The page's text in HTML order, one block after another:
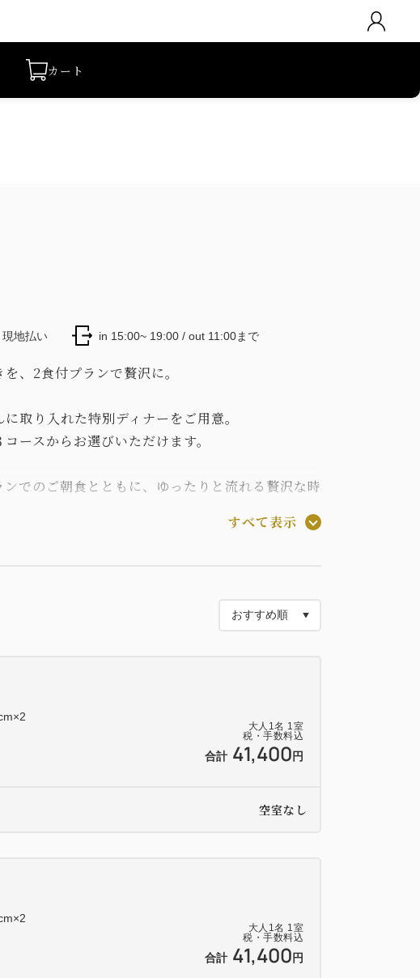
カート
現地払い in 15:00~ 19:00 / out 11:00まで
、2食付プランで贅沢に。
取り入れた特別ディナーをご用意。
ースからお選びいただけます。
でのご朝食とともに、ゆったりと流れる贅沢な時
すべて表示
大人 1名 1室
税・手数料込
合計 41,400 円
空室なし
大人 1名 1室
税・手数料込
合計 41,400 円